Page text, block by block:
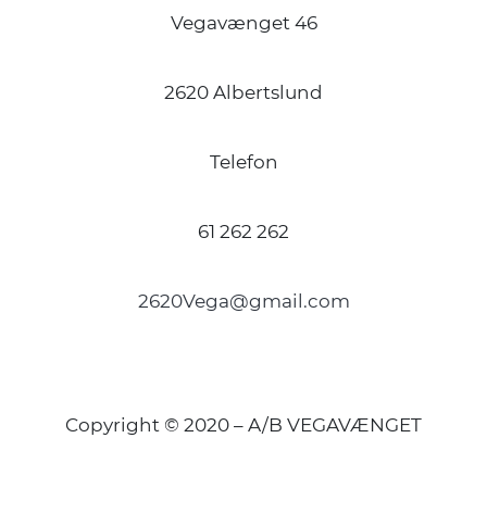
Vegavænget 46
2620 Albertslund
Telefon
61 262 262
2620Vega@gmail.com
Copyright © 2020 – A/B VEGAVÆNGET